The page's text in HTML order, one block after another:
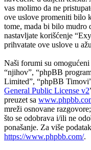
vas molimo da ne
ove uslove promeniti bilo
tome, mada bi bilo mudro
nastavljate korišćenje
prihvatate ove uslove u
Naši forumi su
“njihov”, “phpBB
Limited”, “phpBB
General Public License v2
preuzet sa
mreži osnovane
što se odobrava i/ili ne
ponašanje. Za više
https://www.phpbb.com/.